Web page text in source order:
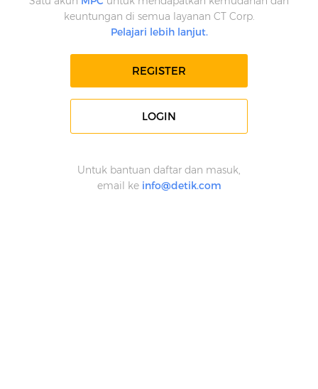
keuntungan di semua layanan CT Corp.
Pelajari lebih lanjut.
REGISTER
LOGIN
Untuk bantuan daftar dan masuk,
email ke info@detik.com